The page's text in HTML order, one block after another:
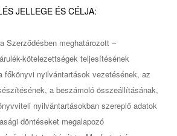
JELLEGE ÉS CÉLJA:
Szerződésben meghatározott –
kötelezettségek teljesítésének
főkönyvi nyilvántartások vezetésének, az
a beszámoló összeállításának,
nyilvántartásokban szereplő adatok
döntéseket megalapozó